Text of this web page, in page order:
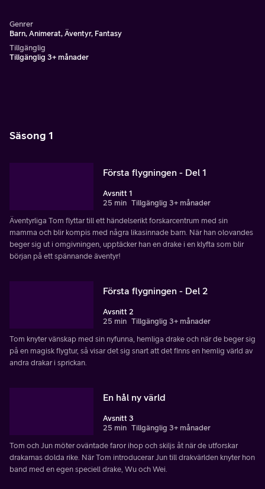
Genrer
Barn, Animerat, Äventyr, Fantasy
Tillgänglig
Tillgänglig 3+ månader
Säsong 1
Första flygningen - Del 1
Avsnitt 1
25 min Tillgänglig 3+ månader
Äventyrliga Tom flyttar till ett händelserikt forskarcentrum med sin
mamma och blir kompis med några likasinnade barn. När han olovandes
beger sig ut i omgivningen, upptäcker han en drake i en klyfta som blir
början på ett spännande äventyr!
Första flygningen - Del 2
Avsnitt 2
25 min Tillgänglig 3+ månader
Tom knyter vänskap med sin nyfunna, hemliga drake och när de beger sig
på en magisk flygtur, så visar det sig snart att det finns en hemlig värld av
andra drakar i sprickan.
En hål ny värld
Avsnitt 3
25 min Tillgänglig 3+ månader
Tom och Jun möter oväntade faror ihop och skiljs åt när de utforskar
drakarnas dolda rike. När Tom introducerar Jun till drakvärlden knyter hon
band med en egen speciell drake, Wu och Wei.